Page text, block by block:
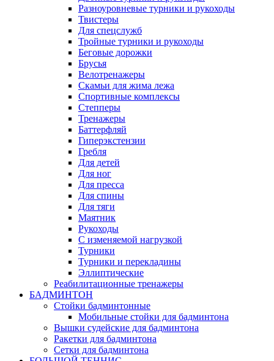
Разноуровневые турники и рукоходы
Твистеры
Для спецслужб
Тройные турники и рукоходы
Беговые дорожки
Брусья
Велотренажеры
Скамьи для жима лежа
Спортивные комплексы
Степперы
Тренажеры
Баттерфляй
Гиперэкстензии
Гребля
Для детей
Для ног
Для пресса
Для спины
Для тяги
Маятник
Рукоходы
С изменяемой нагрузкой
Турники
Турники и перекладины
Эллиптические
Реабилитационные тренажеры
БАДМИНТОН
Стойки бадминтонные
Мобильные стойки для бадминтона
Вышки судейские для бадминтона
Ракетки для бадминтона
Сетки для бадминтона